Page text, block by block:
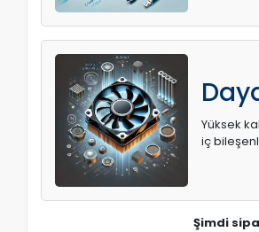
Yüksek
iç
Şimdi